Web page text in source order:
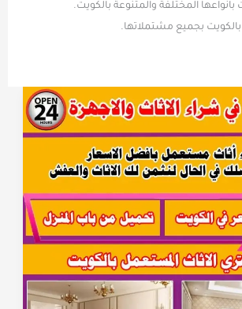
المختلفة والمتنوعة بالكويت.
بجميع مشتملاتها.